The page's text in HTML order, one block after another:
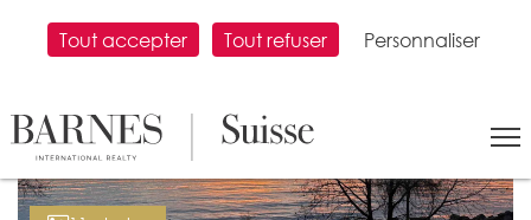
Tout accepter Tout refuser Personnaliser